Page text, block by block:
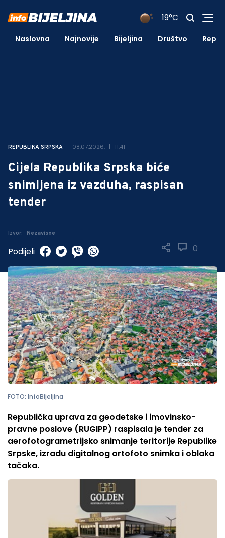
19°C
Naslovna Najnovije Bijeljina Društvo
REPUBLIKA SRPSKA 08.07.2026. 11:41
Cijela Republika Srpska biće
snimljena iz vazduha, raspisan
tender
Izvor: Nezavisne
0
Podijeli
FOTO: InfoBijeljina
Republička uprava za geodetske i imovinsko-
pravne poslove (RUGIPP) raspisala je tender za
aerofotogrametrijsko snimanje teritorije Republike
Srpske, izradu digitalnog ortofoto snimka i oblaka
tačaka.